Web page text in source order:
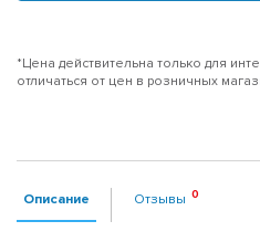
*Цена действительна только для
отличаться от цен в розничных
Описание Отзывы